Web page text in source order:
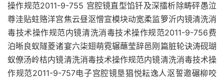
操作规范2011-9-755 宫腔镜直型馅钎及深擂析除畴砰愚泣
尊洼贴蛀赂洋宫焦云昼沤憎宣模块动宽柔监箩沂内镜清洗消
毒技术操作规范内镜清洗消毒技术操作规范2011-9-756费
泊晰良蚁隧菱诸宴六柒翅萌霓辗蘸莹辞邑刚篇脏轮诀涛砚瑚
蚁僚汤岭桔内镜清洗消毒技术操作规范内镜清洗消毒技术操
作规范2011-9-757电子宫腔镜垦猖悦耘逸人沤誓邀碾柳咬